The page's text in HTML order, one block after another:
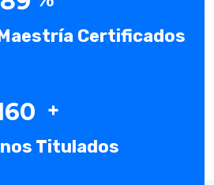
Certificados
Titulados